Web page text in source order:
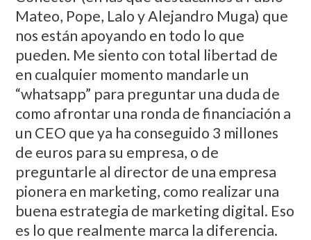
Mateo, Pope, Lalo y Alejandro Muga) que
nos están apoyando en todo lo que
pueden. Me siento con total libertad de
en cualquier momento mandarle un
“whatsapp” para preguntar una duda de
como afrontar una ronda de financiación a
un CEO que ya ha conseguido 3 millones
de euros para su empresa, o de
preguntarle al director de una empresa
pionera en marketing, como realizar una
buena estrategia de marketing digital. Eso
es lo que realmente marca la diferencia.